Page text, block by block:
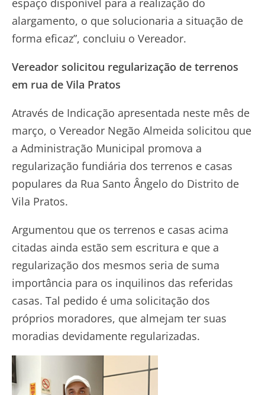
alargamento, o que solucionaria a situação de
forma eficaz”, concluiu o Vereador.
Vereador solicitou regularização de terrenos
em rua de Vila Pratos
Através de Indicação apresentada neste mês de
março, o Vereador Negão Almeida solicitou que
a Administração Municipal promova a
regularização fundiária dos terrenos e casas
populares da Rua Santo Ângelo do Distrito de
Vila Pratos.
Argumentou que os terrenos e casas acima
citadas ainda estão sem escritura e que a
regularização dos mesmos seria de suma
importância para os inquilinos das referidas
casas. Tal pedido é uma solicitação dos
próprios moradores, que almejam ter suas
moradias devidamente regularizadas.